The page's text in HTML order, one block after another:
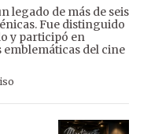
legado de más de seis
Fue distinguido
y participó en
del cine